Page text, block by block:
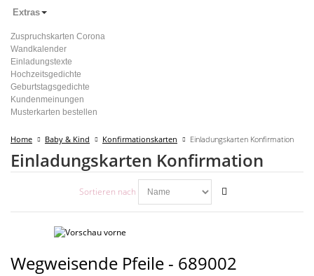
Extras
Zuspruchskarten Corona
Wandkalender
Einladungstexte
Hochzeitsgedichte
Geburtstagsgedichte
Kundenmeinungen
Musterkarten bestellen
Home Baby & Kind Konfirmationskarten Einladungskarten Konfirmation
Einladungskarten Konfirmation
Sortieren nach
Wegweisende Pfeile - 689002